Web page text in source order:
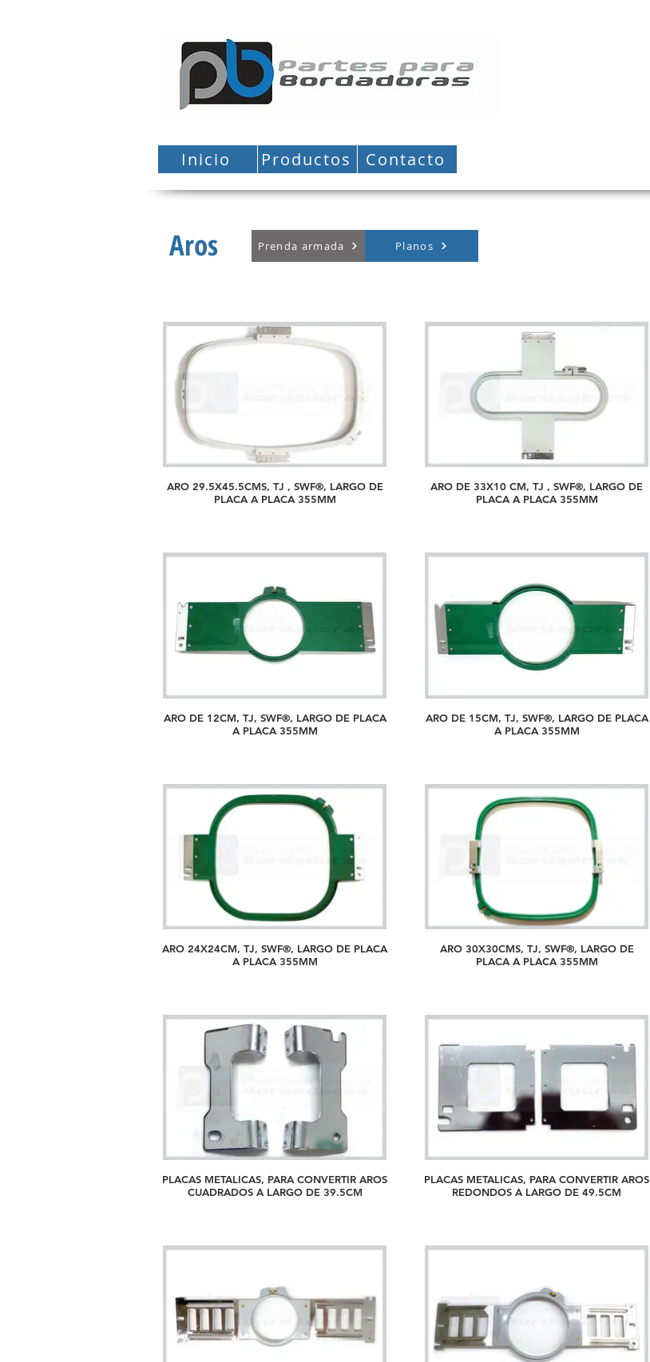
Inicio Productos Contacto
Aros Prenda armada Planos
ARO 29.5X45.5CMS, TJ , SWF®, LARGO DE
PLACA A PLACA 355MM
ARO DE 33X10 CM, TJ , SWF®, LARGO DE
PLACA A PLACA 355MM
ARO DE 12CM, TJ, SWF®, LARGO DE PLACA
A PLACA 355MM
ARO DE 15CM, TJ, SWF®, LARGO DE PLACA
A PLACA 355MM
ARO 24X24CM, TJ, SWF®, LARGO DE PLACA
A PLACA 355MM
ARO 30X30CMS, TJ, SWF®, LARGO DE
PLACA A PLACA 355MM
PLACAS METALICAS, PARA CONVERTIR AROS
CUADRADOS A LARGO DE 39.5CM
PLACAS METALICAS, PARA CONVERTIR AROS
REDONDOS A LARGO DE 49.5CM